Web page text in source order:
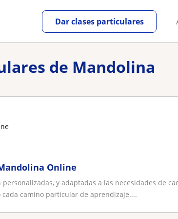
Dar clases particulares
de Mandolina
Online
personalizadas, y adaptadas a las necesidades de
cada camino particular de aprendizaje....